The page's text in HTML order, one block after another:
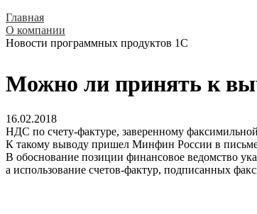
Главная
О компании
Новости программных продуктов 1С
Можно ли принять к
16.02.2018
НДС по счету-фактуре, заверенному
К такому выводу пришел Минфин России в
В обоснование позиции финансовое ведомство
а использование счетов-фактур, подписанных